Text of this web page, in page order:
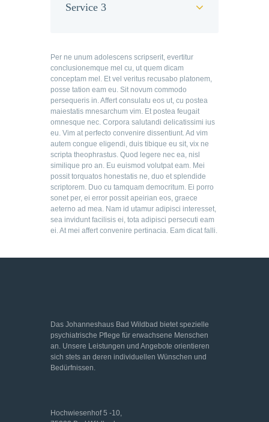
Service 3
Per ne unum adolescens scripserit, evertitur
conclusionemque mel cu, ut quem dicam
conceptam mel. Et vel veritus recusabo platonem,
posse tation eam eu. Sit novum commodo
persequeris in. Affert consulatu eos ut, cu postea
maiestatis mnesarchum vim. Et postea feugait
omnesque nec. Corpora salutandi delicatissimi ius
eu. Vim at perfecto convenire dissentiunt. Ad vim
autem congue eligendi, duis tibique eu sit, vix ne
scripta theophrastus. Quod legere nec ea, nisl
similique pro an. Eu euismod volutpat eam. Mei
possit torquatos honestatis ne, duo et splendide
scriptorem. Duo cu tamquam democritum. Ei porro
sonet per, ei error possit apeirian eos, graece
aeterno ad mea. Nam id utamur adipisci interesset,
sea invidunt facilisis ei, tota adipisci persecuti eam
ei. At mei affert convenire pertinacia. Eam dicat falli.
Das Johanneshaus Bad Wildbad bietet spezielle
psychiatrische Pflege für erwachsene Menschen
an. Unsere Leistungen und Angebote orientieren
sich stets an deren individuellen Wünschen und
Bedürfnissen.
Hochwiesenhof 5 -10,